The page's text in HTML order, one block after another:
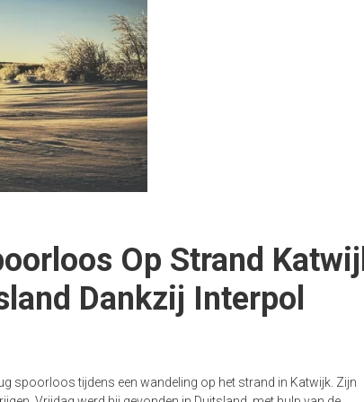
Op Strand
Dankzij Interpol
spoorloos tijdens een wandeling op het strand in Katwijk. Zijn